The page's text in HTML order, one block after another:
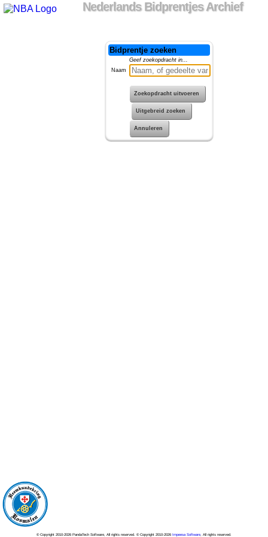
Nederlands Bidprentjes Archief
Bidprentje zoeken
Geef zoekopdracht in...
Naam
Zoekopdracht uitvoeren
Uitgebreid zoeken
Annuleren
© Copyright 2010-2026 PandaTech Software, All rights reserved. © Copyright 2010-2026 Impeesa Software, All rights reserved.